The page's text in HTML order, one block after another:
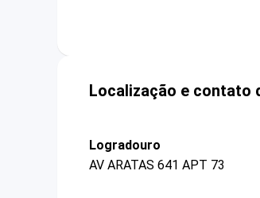
Localização e contato
Logradouro
AV ARATAS 641 APT 73